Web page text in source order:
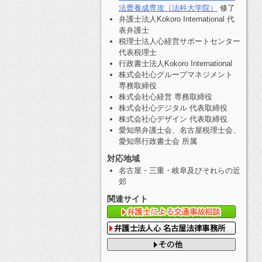
法曹養成専攻（法科大学院）
修了
弁護士法人Kokoro International 代
表弁護士
税理士法人心経営サポートセンター
代表税理士
行政書士法人Kokoro International
株式会社心グループマネジメント
専務取締役
株式会社心経営 専務取締役
株式会社心デジタル 代表取締役
株式会社心デザイン 代表取締役
愛知県弁護士会、名古屋税理士会、
愛知県行政書士会 所属
対応地域
名古屋・三重・岐阜及びそれらの近
郊
関連サイト